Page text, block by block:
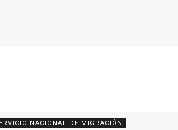
NACIONAL DE MIGRACIÓN